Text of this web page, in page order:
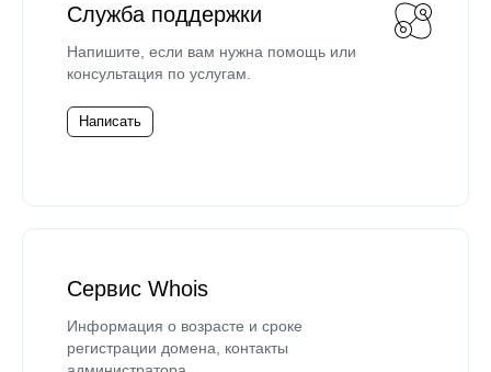
Служба поддержки
Напишите, если вам нужна помощь или
консультация по услугам.
Написать
Сервис Whois
Информация о возрасте и сроке
регистрации домена, контакты